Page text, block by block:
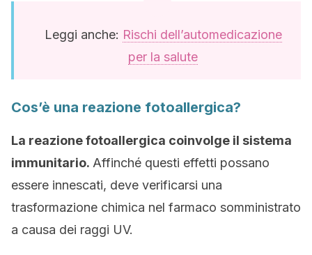
Leggi anche: Rischi dell’automedicazione
per la salute
Cos’è una reazione fotoallergica?
La reazione fotoallergica coinvolge il sistema
immunitario. Affinché questi effetti possano
essere innescati, deve verificarsi una
trasformazione chimica nel farmaco somministrato
a causa dei raggi UV.